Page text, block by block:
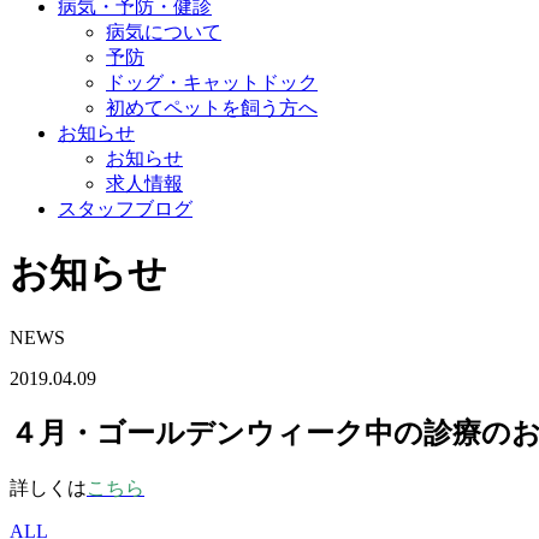
病気・予防・健診
病気について
予防
ドッグ・キャットドック
初めてペットを飼う方へ
お知らせ
お知らせ
求人情報
スタッフブログ
お知らせ
NEWS
2019.04.09
４月・ゴールデンウィーク中の診療の
詳しくはこちら
ALL